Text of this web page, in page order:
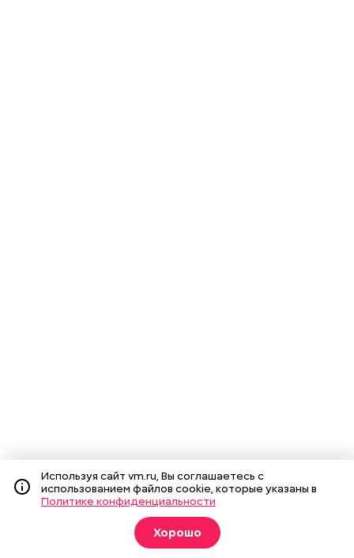
Используя сайт vm.ru, Вы соглашаетесь с
использованием файлов cookie, которые указаны в
Политике конфиденциальности
Хорошо